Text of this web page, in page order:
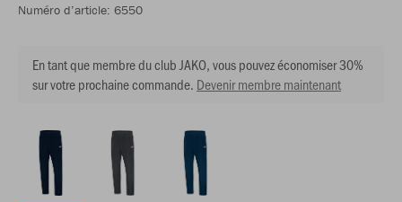
Numéro d’article: 6550
En tant que membre du club JAKO, vous pouvez économiser 30%
sur votre prochaine commande. Devenir membre maintenant